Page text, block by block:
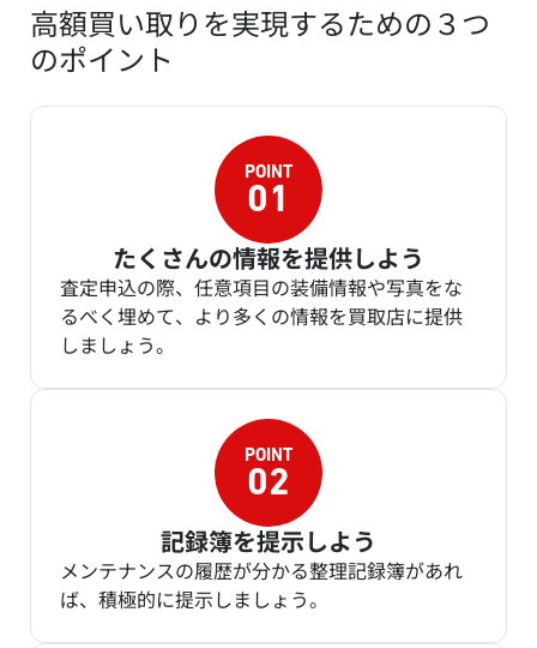
高額買い取りを実現するための３つ
のポイント
たくさんの情報を提供しよう
査定申込の際、任意項目の装備情報や写真をな
るべく埋めて、より多くの情報を買取店に提供
しましょう。
記録簿を提示しよう
メンテナンスの履歴が分かる整理記録簿があれ
ば、積極的に提示しましょう。